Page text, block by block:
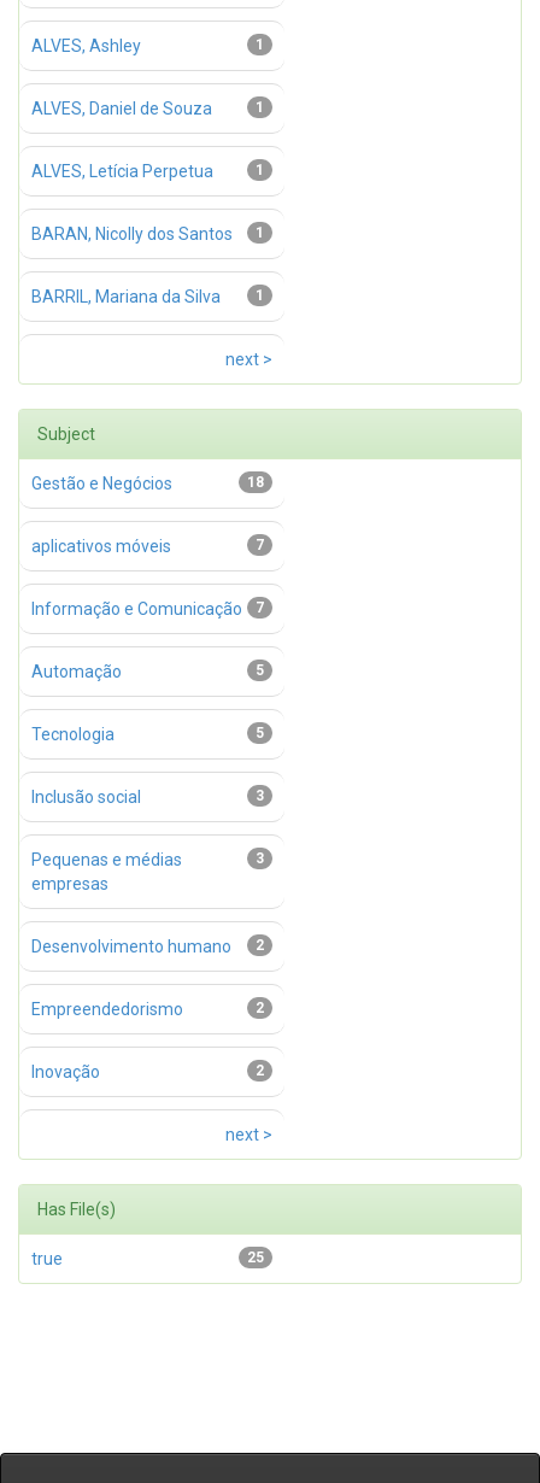
1
ALVES, Ashley
1
ALVES, Daniel de Souza
1
ALVES, Letícia Perpetua
1
BARAN, Nicolly dos Santos
1
BARRIL, Mariana da Silva
next >
Subject
18
Gestão e Negócios
7
aplicativos móveis
7
Informação e Comunicação
5
Automação
5
Tecnologia
3
Inclusão social
3
Pequenas e médias
empresas
2
Desenvolvimento humano
2
Empreendedorismo
2
Inovação
next >
Has File(s)
25
true